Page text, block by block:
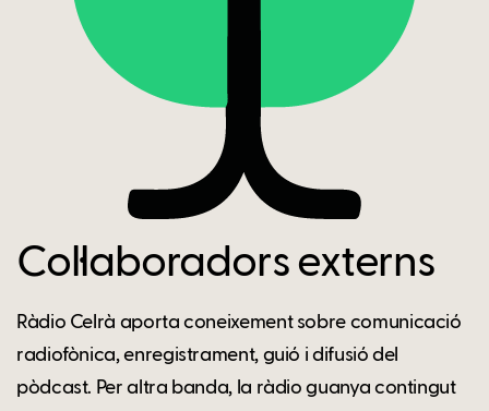
Col·laboradors externs
Ràdio Celrà aporta coneixement sobre comunicació
radiofònica, enregistrament, guió i difusió del
pòdcast. Per altra banda, la ràdio guanya contingut